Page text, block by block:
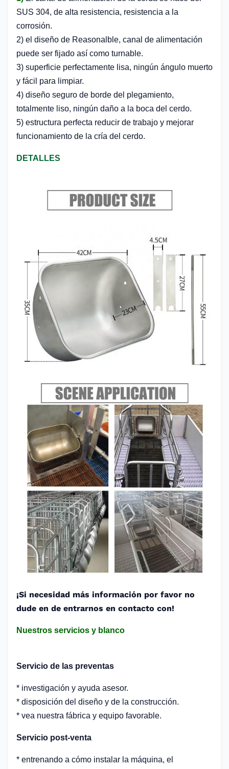
SUS 304, de alta resistencia, resistencia a la
corrosión.
2) el diseño de Reasonalble, canal de alimentación
puede ser fijado así como turnable.
3) superficie perfectamente lisa, ningún ángulo muerto
y fácil para limpiar.
4) diseño seguro de borde del plegamiento,
totalmente liso, ningún daño a la boca del cerdo.
5) estructura perfecta reducir de trabajo y mejorar
funcionamiento de la cría del cerdo.
DETALLES
¡Si necesidad más información por favor no
dude en de entrarnos en contacto con!
Nuestros servicios y blanco
Servicio de las preventas
* investigación y ayuda asesor.
* disposición del diseño y de la construcción.
* vea nuestra fábrica y equipo favorable.
Servicio post-venta
* entrenando a cómo instalar la máquina, el